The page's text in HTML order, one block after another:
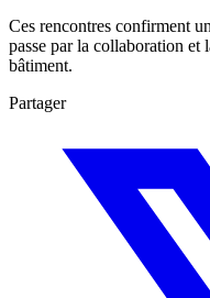
Ces rencontres confirment
passe par la collaboration et
bâtiment.
Partager